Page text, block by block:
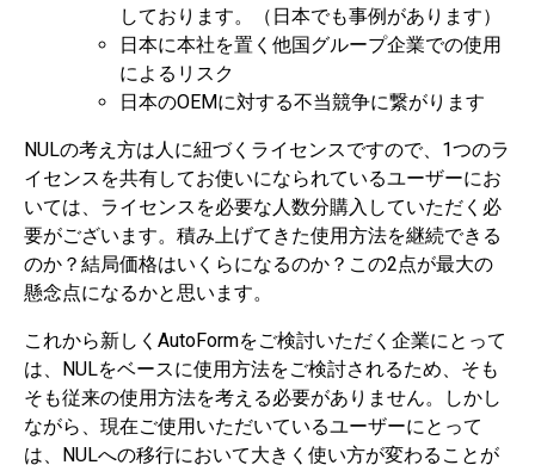
しております。（日本でも事例があります）
日本に本社を置く他国グループ企業での使用
によるリスク
日本のOEMに対する不当競争に繋がります
NULの考え方は人に紐づくライセンスですので、1つのラ
イセンスを共有してお使いになられているユーザーにお
いては、ライセンスを必要な人数分購入していただく必
要がございます。積み上げてきた使用方法を継続できる
のか？結局価格はいくらになるのか？この2点が最大の
懸念点になるかと思います。
これから新しくAutoFormをご検討いただく企業にとって
は、NULをベースに使用方法をご検討されるため、そも
そも従来の使用方法を考える必要がありません。しかし
ながら、現在ご使用いただいているユーザーにとって
は、NULへの移行において大きく使い方が変わることが